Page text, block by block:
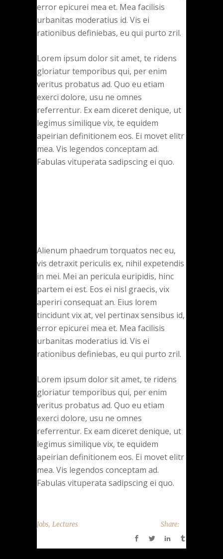
error epicurei mea et. Mea facilisis
urbanitas moderatius id. Vis ei
rationibus definiebas, eu qui purto zril.
Lorem ipsum dolor sit amet, te ridens
gloriatur temporibus qui, per enim
veritus probatus ad. Quo eu etiam
exerci dolore, usu ne omnes
referrentur. Ex eam diceret denique, ut
legimus similique vix, te equidem
apeirian definitionem eos. Ei movet elitr
mea. Vis legendos conceptam ad.
Fabulas vituperata sadipscing ei quo.
Alienum phaedrum torquatos nec eu,
vis detraxit periculis ex, nihil expetendis
in mei. Mei an pericula euripidis, hinc
partem ei est. Eos ei nisl graecis, vix
aperiri consequat an. Eius lorem
tincidunt vix at, vel pertinax sensibus id,
error epicurei mea et. Mea facilisis
urbanitas moderatius id. Vis ei
rationibus definiebas, eu qui purto zril.
Lorem ipsum dolor sit amet, te ridens
gloriatur temporibus qui, per enim
veritus probatus ad. Quo eu etiam
exerci dolore, usu ne omnes
referrentur. Ex eam diceret denique, ut
legimus similique vix, te equidem
apeirian definitionem eos. Ei movet elitr
mea. Vis legendos conceptam ad.
Fabulas vituperata sadipscing ei quo.
Jobs, Lectures Share: